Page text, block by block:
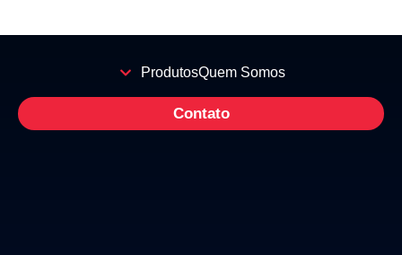
ProdutosQuem Somos
Contato